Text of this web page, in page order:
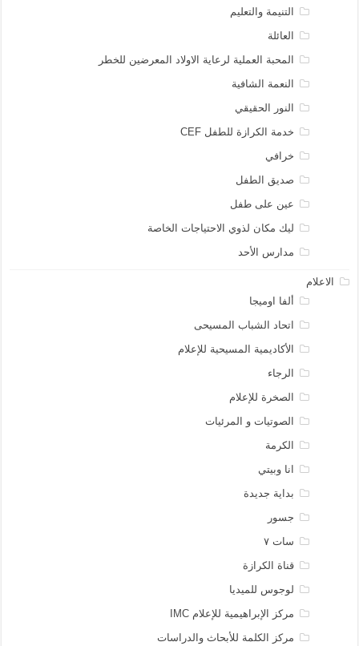
التنيمة والتعليم
العائلة
المحبة العملية لرعاية الاولاد المعرضين للخطر
النعمة الشافية
النور الحقيقي
خدمة الكرازة للطفل CEF
خرافي
صديق الطفل
عين على طفل
ليك مكان لذوي الاحتياجات الخاصة
مدارس الأحد
الاعلام
ألفا اوميجا
اتحاد الشباب المسيحى
الأكاديمية المسيحية للإعلام
الرجاء
الصخرة للإعلام
الصوتيات و المرئيات
الكرمة
انا وبيتي
بداية جديدة
جسور
سات ٧
قناة الكرازة
لوجوس للميديا
مركز الإبراهيمية للإعلام IMC
مركز الكلمة للأبحاث والدراسات